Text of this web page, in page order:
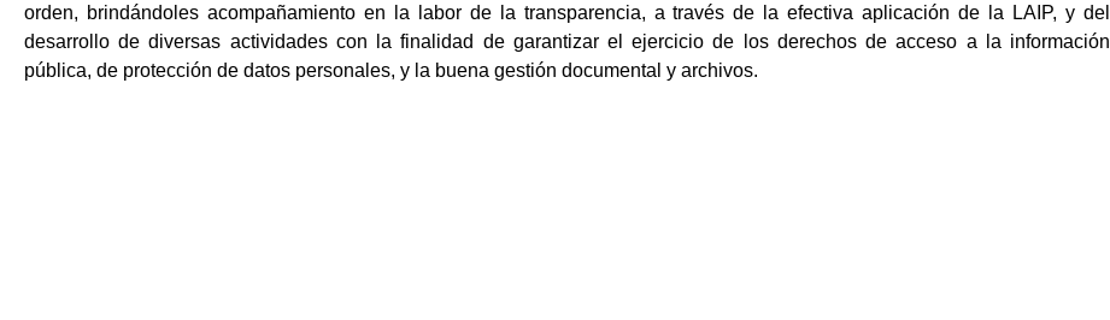
orden, brindándoles acompañamiento en la labor de la transparencia, a través de la efectiva aplicación de la LAIP, y del
desarrollo de diversas actividades con la finalidad de garantizar el ejercicio de los derechos de acceso a la información
pública, de protección de datos personales, y la buena gestión documental y archivos.